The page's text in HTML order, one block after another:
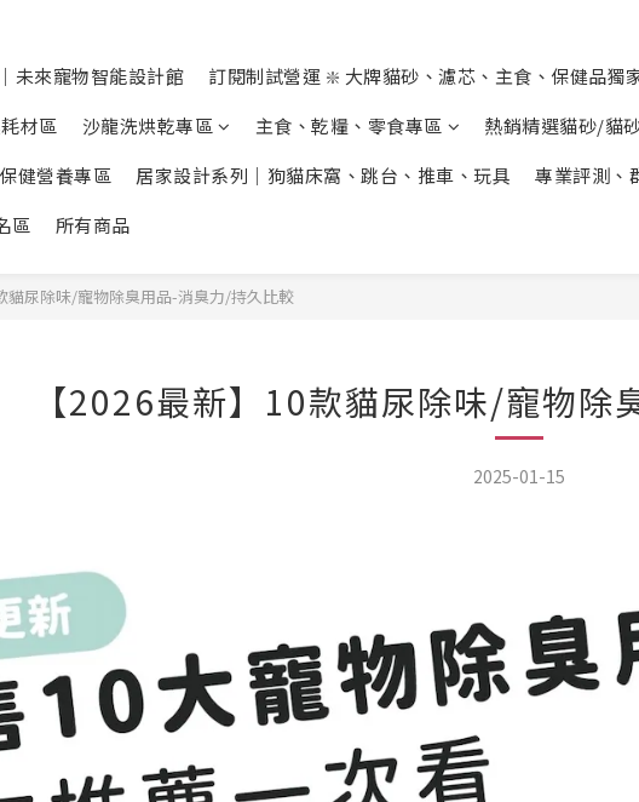
未來寵物智能設計館
訂閱制試營運 ❇️ 大牌貓砂、濾芯、主食、保健品獨
材區
沙龍洗烘乾專區 主食、乾糧、零食專區 熱銷精選貓砂/貓
健營養專區 居家設計系列｜狗貓床窩、跳台、推車、玩具 專業評測、
區
所有商品
貓尿除味/寵物除臭用品-消臭力/持久比較
【2026最新】10款貓尿除味/寵物除
2025-01-15